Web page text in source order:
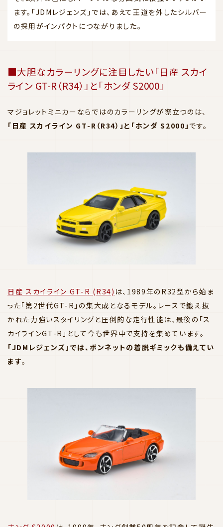
ます。「JDMレジェンズ」では、あえて王道を外したシルバー
の採用がインパクトにつながりました。
■大胆なカラーリングに注目したい「日産 スカイ
ライン GT-R（R34）」と「ホンダ S2000」
マジョレットミニカーならではのカラーリングが際立つのは、
「日産 スカイライン GT-R（R34）」と「ホンダ S2000」 です。
日産 スカイライン GT-R (R34) は、1989年のR32型から始ま
った「第2世代GT-R」の集大成となるモデル。レースで鍛え抜
かれた力強いスタイリングと圧倒的な走行性能は、最後の「ス
カイラインGT-R」として今も世界中で支持を集めています。
「JDMレジェンズ」では、ボンネットの着脱ギミックも備えてい
ます。